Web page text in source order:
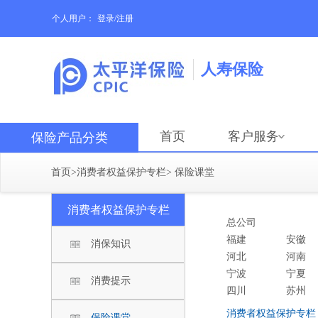
个人用户： 登录/注册
人寿保险
保险产品分类 首页 客户服务
首页>消费者权益保护专栏> 保险课堂
消费者权益保护专栏
消保知识
消费提示
总公司
福建
安徽
河北
河南
宁波
宁夏
四川
苏州
消费者权益保护专栏